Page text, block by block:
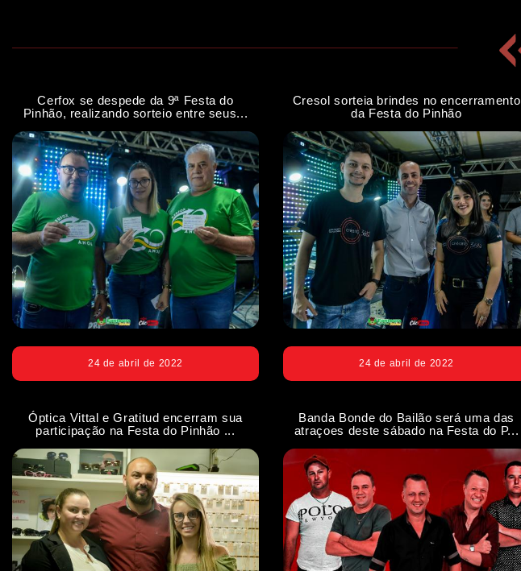
Cerfox se despede da 9ª Festa do
Pinhão, realizando sorteio entre seus...
24 de abril de 2022
Cresol sorteia brindes no encerramento
da Festa do Pinhão
24 de abril de 2022
Óptica Vittal e Gratitud encerram sua
participação na Festa do Pinhão ...
Banda Bonde do Bailão será uma das
atraçoes deste sábado na Festa do P...